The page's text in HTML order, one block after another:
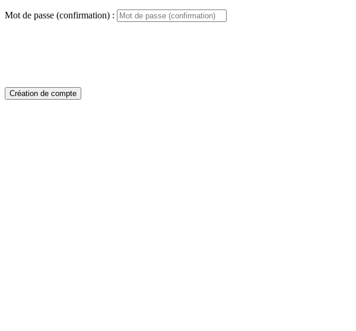
Mot de passe (confirmation) :
Création de compte